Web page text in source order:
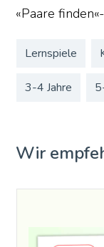
«Paare
Lernspiele
3-4 Jahre
Wir